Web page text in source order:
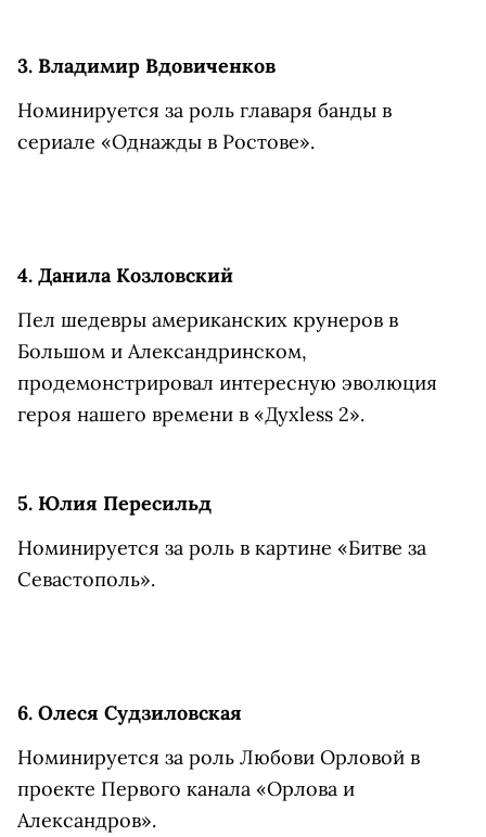
3. Владимир Вдовиченков
Номинируется за роль главаря банды в
сериале «Однажды в Ростове».
4. Данила Козловский
Пел шедевры американских крунеров в
Большом и Александринском,
продемонстрировал интересную эволюция
героя нашего времени в «Духless 2».
5. Юлия Пересильд
Номинируется за роль в картине «Битве за
Севастополь».
6. Олеся Судзиловская
Номинируется за роль Любови Орловой в
проекте Первого канала «Орлова и
Александров».